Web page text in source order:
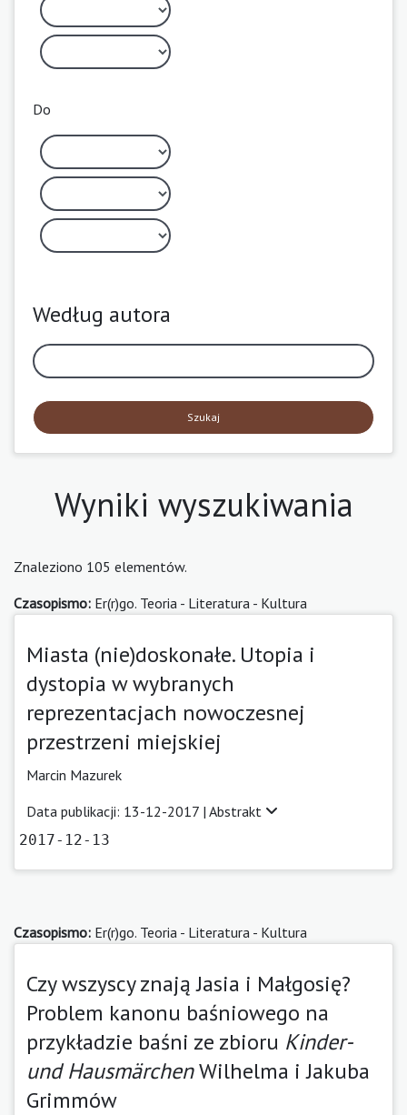
Do
Według autora
Szukaj
Wyniki wyszukiwania
Znaleziono 105 elementów.
Czasopismo: Er(r)go. Teoria - Literatura - Kultura
Miasta (nie)doskonałe. Utopia i
dystopia w wybranych
reprezentacjach nowoczesnej
przestrzeni miejskiej
Marcin Mazurek
Data publikacji: 13-12-2017 | Abstrakt
2017-12-13
Czasopismo: Er(r)go. Teoria - Literatura - Kultura
Czy wszyscy znają Jasia i Małgosię?
Problem kanonu baśniowego na
przykładzie baśni ze zbioru Kinder-
und HausmärchenWilhelma i Jakuba
Grimmów